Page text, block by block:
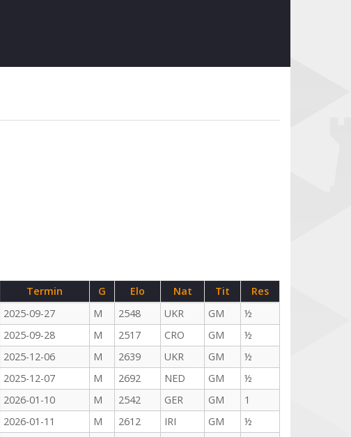
Termin G Elo Nat Tit
Res
2025-09-27 M 2548 UKR GM
½
2025-09-28 M 2517 CRO GM
½
2025-12-06 M 2639 UKR GM
½
2025-12-07 M 2692 NED GM
½
2026-01-10 M 2542 GER GM
1
2026-01-11 M 2612 IRI GM
½